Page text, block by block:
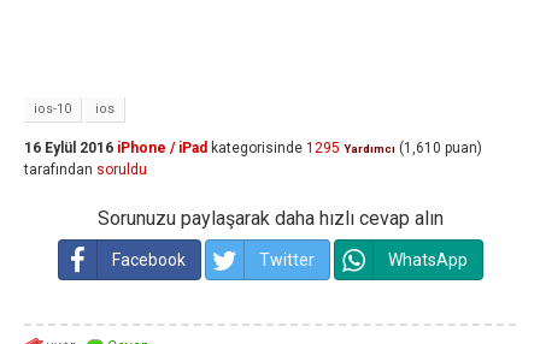
ios-10 ios
16 Eylül 2016 iPhone / iPad kategorisinde 1295 Yardımcı (1,610 puan)
tarafından soruldu
Sorunuzu paylaşarak daha hızlı cevap alın
Facebook Twitter WhatsApp